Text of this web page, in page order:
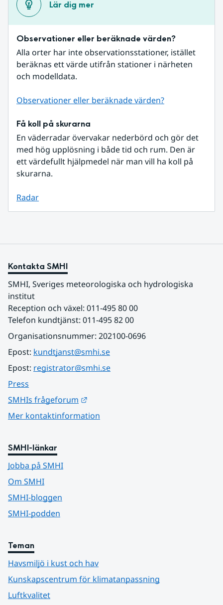
Lär dig mer
Observationer eller beräknade värden?
Alla orter har inte observationsstationer, istället
beräknas ett värde utifrån stationer i närheten
och modelldata.
Observationer eller beräknade värden?
Få koll på skurarna
En väderradar övervakar nederbörd och gör det
med hög upplösning i både tid och rum. Den är
ett värdefullt hjälpmedel när man vill ha koll på
skurarna.
Radar
Kontakta SMHI
SMHI, Sveriges meteorologiska och hydrologiska
institut
Reception och växel: 011-495 80 00
Telefon kundtjänst: 011-495 82 00
Organisationsnummer: 202100-0696
Epost: kundtjanst@smhi.se
Epost: registrator@smhi.se
Press
SMHIs frågeforum
Mer kontaktinformation
SMHI-länkar
Jobba på SMHI
Om SMHI
SMHI-bloggen
SMHI-podden
Teman
Havsmiljö i kust och hav
Kunskapscentrum för klimatanpassning
Luftkvalitet